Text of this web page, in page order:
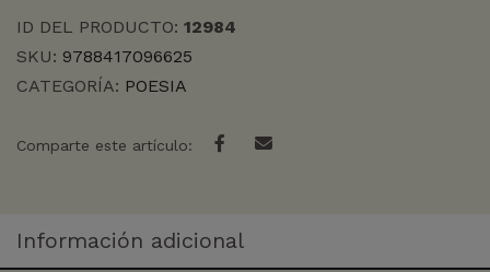
ID DEL PRODUCTO: 12984
SKU: 9788417096625
CATEGORÍA: POESIA
Comparte este artículo:
Información adicional